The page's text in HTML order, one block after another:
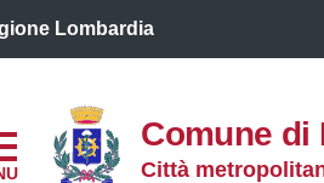
Lombardia
Comune di
Città